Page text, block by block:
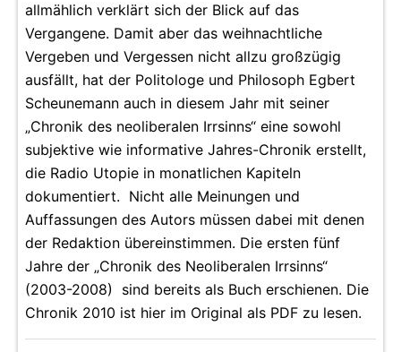
allmählich verklärt sich der Blick auf das
Vergangene. Damit aber das weihnachtliche
Vergeben und Vergessen nicht allzu großzügig
ausfällt, hat der Politologe und Philosoph Egbert
Scheunemann auch in diesem Jahr mit seiner
„Chronik des neoliberalen Irrsinns“ eine sowohl
subjektive wie informative Jahres-Chronik erstellt,
die Radio Utopie in monatlichen Kapiteln
dokumentiert. Nicht alle Meinungen und
Auffassungen des Autors müssen dabei mit denen
der Redaktion übereinstimmen. Die ersten fünf
Jahre der „Chronik des Neoliberalen Irrsinns“
(2003-2008) sind bereits als Buch erschienen. Die
Chronik 2010 ist hier im Original als PDF zu lesen.